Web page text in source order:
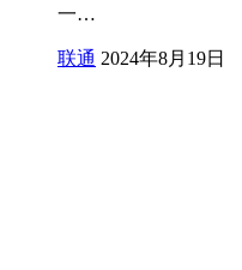
一…
联通 2024年8月19日